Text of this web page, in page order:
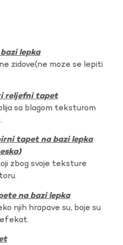
lepka
zidove(ne moze se lepiti
reljefni tapet
sa blagom teksturom
tapet na bazi lepka
zbog svoje teksture
na bazi lepka
njih hrapave su, boje su